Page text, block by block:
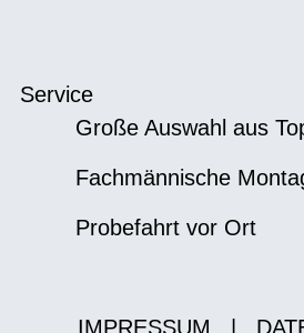
Service
Große Auswahl aus
Fachmännische
Probefahrt vor Ort
IMPRESSUM